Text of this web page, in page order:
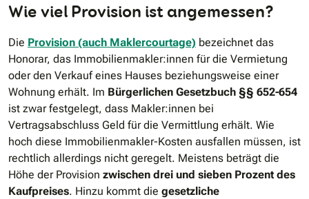
Wie viel Provision ist angemessen?
Die Provision (auch Maklercourtage) bezeichnet das
Honorar, das Immobilienmakler:innen für die Vermietung
oder den Verkauf eines Hauses beziehungsweise einer
Wohnung erhält. Im Bürgerlichen Gesetzbuch §§ 652-654
ist zwar festgelegt, dass Makler:innen bei
Vertragsabschluss Geld für die Vermittlung erhält. Wie
hoch diese Immobilienmakler-Kosten ausfallen müssen, ist
rechtlich allerdings nicht geregelt. Meistens beträgt die
Höhe der Provision zwischen drei und sieben Prozent des
Kaufpreises. Hinzu kommt die gesetzliche